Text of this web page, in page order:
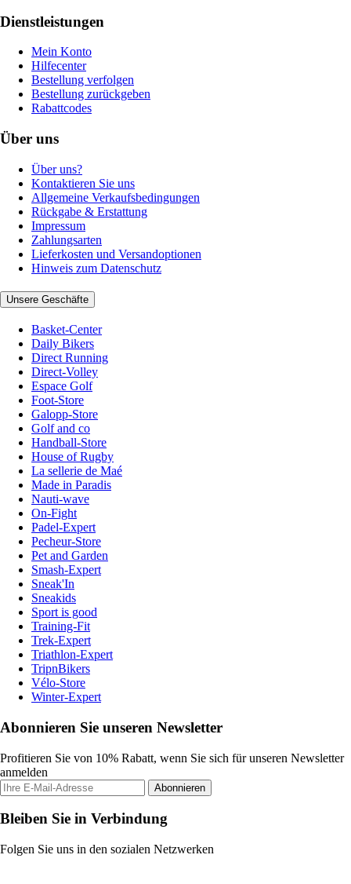
Dienstleistungen
Mein Konto
Hilfecenter
Bestellung verfolgen
Bestellung zurückgeben
Rabattcodes
Über uns
Über uns?
Kontaktieren Sie uns
Allgemeine Verkaufsbedingungen
Rückgabe & Erstattung
Impressum
Zahlungsarten
Lieferkosten und Versandoptionen
Hinweis zum Datenschutz
Unsere Geschäfte
Basket-Center
Daily Bikers
Direct Running
Direct-Volley
Espace Golf
Foot-Store
Galopp-Store
Golf and co
Handball-Store
House of Rugby
La sellerie de Maé
Made in Paradis
Nauti-wave
On-Fight
Padel-Expert
Pecheur-Store
Pet and Garden
Smash-Expert
Sneak'In
Sneakids
Sport is good
Training-Fit
Trek-Expert
Triathlon-Expert
TripnBikers
Vélo-Store
Winter-Expert
Abonnieren Sie unseren Newsletter
Profitieren Sie von 10% Rabatt, wenn Sie sich für unseren Newsletter
anmelden
Abonnieren
Bleiben Sie in Verbindung
Folgen Sie uns in den sozialen Netzwerken